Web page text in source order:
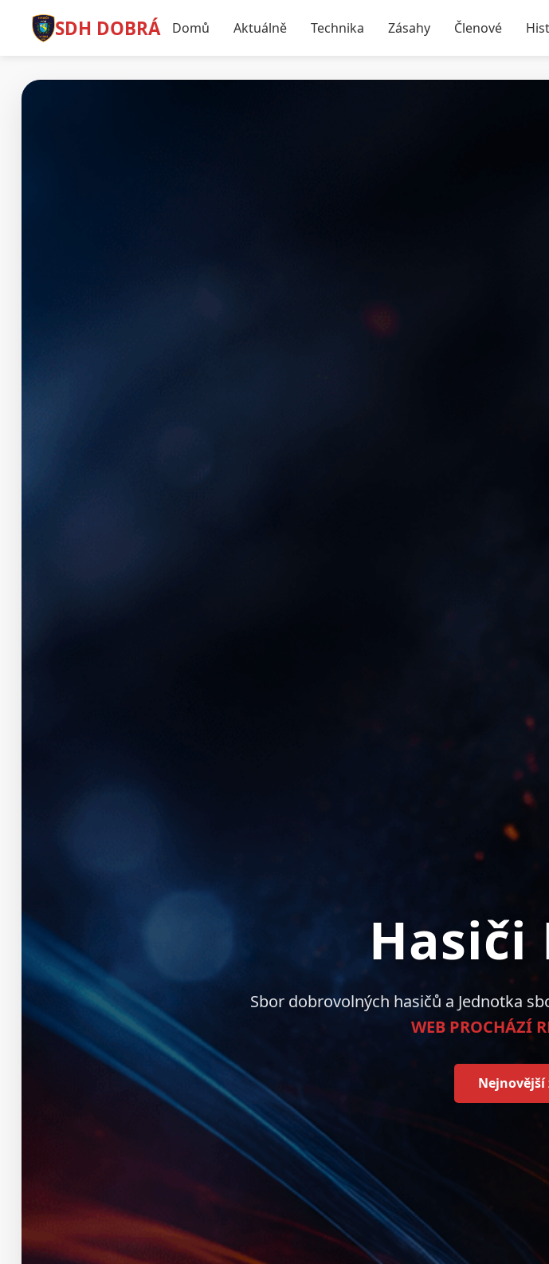
SDH DOBRÁ Domů Aktuálně Technika Zásahy Členové
Hasiči
Sbor dobrovolných hasičů a Jednotka
WEB PROCHÁZÍ
Nejnovější